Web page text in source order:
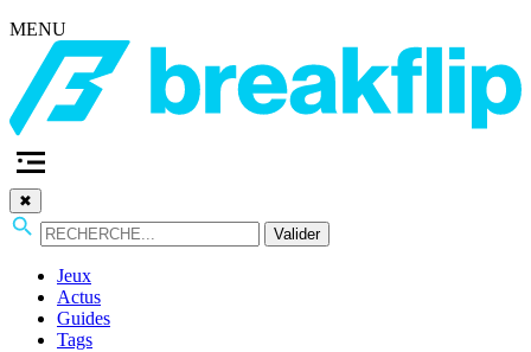
MENU
✖
Valider
Jeux
Actus
Guides
Tags